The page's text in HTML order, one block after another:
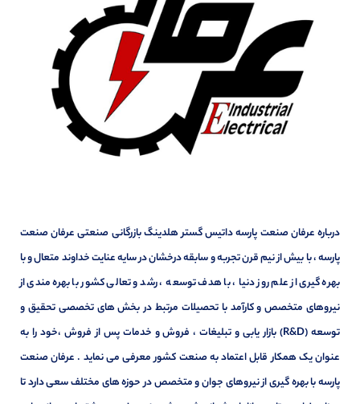
درباره عرفان صنعت پارسه داتیس گستر هلدینگ بازرگانی صنعتی عرفان صنعت
پارسه ، با بیش از نیم قرن تجربه و سابقه درخشان در سایه عنایت خداوند متعال و با
بهره گیری از علم روز دنیا ، با هدف توسعه ، رشد و تعالی کشور با بهره مندی از
نیروهای متخصص و کارآمد با تحصیلات مرتبط در بخش های تخصصی تحقیق و
توسعه (R&D) بازار یابی و تبلیغات ، فروش و خدمات پس از فروش ،خود را به
عنوان یک همکار قابل اعتماد به صنعت کشور معرفی می نماید . عرفان صنعت
پارسه با بهره گیری از نیروهای جوان و متخصص در حوزه های مختلف سعی دارد تا